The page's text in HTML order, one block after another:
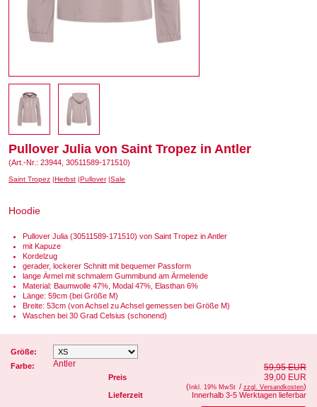
Pullover Julia von Saint Tropez in Antler
(Art.-Nr.: 23944, 30511589-171510)
Saint Tropez Herbst Pullover Sale
Hoodie
Pullover Julia (30511589-171510) von Saint Tropez in Antler
mit Kapuze
Kordelzug
gerader, lockerer Schnitt mit bequemer Passform
lange Ärmel mit schmalem Gummibund am Ärmelende
Material: Baumwolle 47%, Modal 47%, Elasthan 6%
Länge: 59cm (bei Größe M)
Breite: 53cm (von Achsel zu Achsel gemessen bei Größe M)
Waschen bei 30 Grad Celsius (schonend)
Größe:
Farbe:
Antler
Preis
59,95 EUR
39,00 EUR
( Inkl. 19% MwSt / zzgl. Versandkosten)
Lieferzeit
Innerhalb 3-5 Werktagen lieferbar